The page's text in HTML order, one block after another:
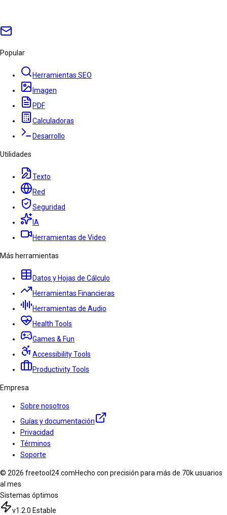
Popular
Herramientas SEO
Imagen
PDF
Calculadoras
Desarrollo
Utilidades
Texto
Red
Seguridad
IA
Herramientas de Video
Más herramientas
Datos y Hojas de Cálculo
Herramientas Financieras
Herramientas de Audio
Health Tools
Games & Fun
Accessibility Tools
Productivity Tools
Empresa
Sobre nosotros
Guías y documentación
Privacidad
Términos
Soporte
© 2026 freetool24.comHecho con precisión para más de 70k usuarios
al mes
Sistemas óptimos
v1.2.0 Estable